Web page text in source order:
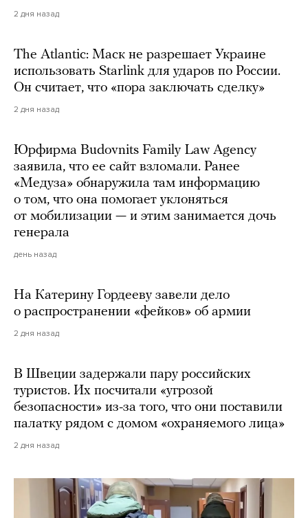
2 дня назад
The Atlantic: Маск не разрешает Украине
использовать Starlink для ударов по России.
Он считает, что «пора заключать сделку»
2 дня назад
Юрфирма Budovnits Family Law Agency
заявила, что ее сайт взломали. Ранее
«Медуза» обнаружила там информацию
о том, что она помогает уклоняться
от мобилизации — и этим занимается дочь
генерала
день назад
На Катерину Гордееву завели дело
о распространении «фейков» об армии
2 дня назад
В Швеции задержали пару российских
туристов. Их посчитали «угрозой
безопасности» из-за того, что они поставили
палатку рядом с домом «охраняемого лица»
2 дня назад